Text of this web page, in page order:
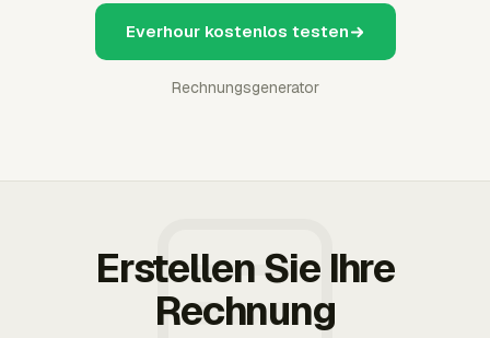
Everhour kostenlos testen
Rechnungsgenerator
Erstellen Sie Ihre
Rechnung